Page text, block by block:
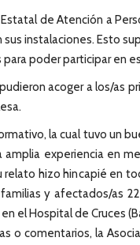
de Atención a
instalaciones. Esto
poder participar en
acoger a los/
la cual tuvo un
experiencia en
hizo hincapié en
y afectados/as
el Hospital de Cruces
comentarios, la